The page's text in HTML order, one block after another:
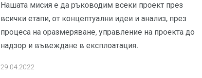
Нашата мисия е да ръководим всеки проект през
всички етапи, от концептуални идеи и анализ, през
процеса на оразмеряване, управление на проекта до
надзор и въвеждане в експлоатация.
29.04.2022